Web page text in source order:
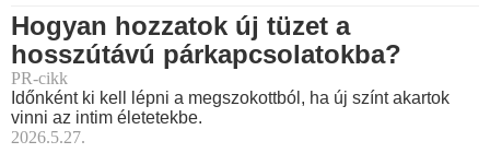
Hogyan hozzatok új tüzet a
hosszútávú párkapcsolatokba?
PR-cikk
Időnként ki kell lépni a megszokottból, ha új színt akartok
vinni az intim életetekbe.
2026.5.27.